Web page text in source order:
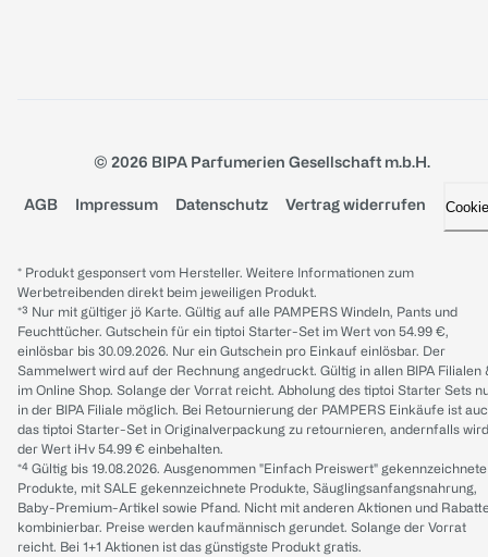
© 2026 BIPA Parfumerien Gesellschaft m.b.H.
AGB Impressum Datenschutz Vertrag widerrufen
* Produkt gesponsert vom Hersteller. Weitere Informationen zum
Werbetreibenden direkt beim jeweiligen Produkt.
*³ Nur mit gültiger jö Karte. Gültig auf alle PAMPERS Windeln, Pants und
Feuchttücher. Gutschein für ein tiptoi Starter-Set im Wert von 54.99 €,
einlösbar bis 30.09.2026. Nur ein Gutschein pro Einkauf einlösbar. Der
Sammelwert wird auf der Rechnung angedruckt. Gültig in allen BIPA Filialen
im Online Shop. Solange der Vorrat reicht. Abholung des tiptoi Starter Sets
in der BIPA Filiale möglich. Bei Retournierung der PAMPERS Einkäufe ist
das tiptoi Starter-Set in Originalverpackung zu retournieren, andernfalls wird
der Wert iHv 54.99 € einbehalten.
*⁴ Gültig bis 19.08.2026. Ausgenommen "Einfach Preiswert" gekennzeichnete
Produkte, mit SALE gekennzeichnete Produkte, Säuglingsanfangsnahrung,
Baby-Premium-Artikel sowie Pfand. Nicht mit anderen Aktionen und
kombinierbar. Preise werden kaufmännisch gerundet. Solange der Vorrat
reicht. Bei 1+1 Aktionen ist das günstigste Produkt gratis.